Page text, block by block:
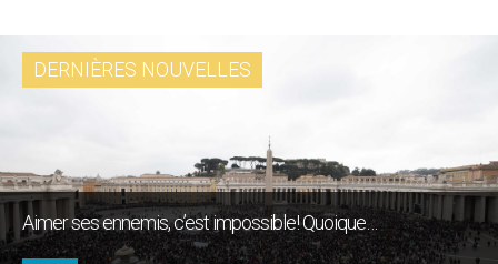
DERNIÈRES NOUVELLES
Aimer ses ennemis, c’est impossible! Quoique…